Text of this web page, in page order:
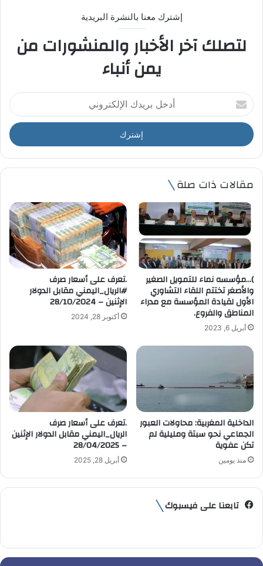
إشترك معنا بالنشرة البريدية
لتصلك آخر الأخبار والمنشورات من
يمن أنباء
أ
د
خ
ل
ر
د
ك
ر
و
ن
مقالات ذات صلة
)…مؤسسه نماء للتمويل الصغير
والأصغر تختتم اللقاء التشاوري
الأول لقيادة المؤسسة مع مدراء
المناطق والفروع.
أبريل 6, 2023
.تعرف على أسعار صرف
#الريال_اليمني مقابل الدولار
الإثنين – 28/10/2024
أكتوبر 28, 2024
‏الداخلية المغربية: محاولات العبور
الجماعي نحو سبتة ومليلية لم
تكن عفوية
منذ يومين
.تعرف على أسعار صرف
الريال_اليمني مقابل الدولار الإثنين
– 28/04/2025
أبريل 28, 2025
تابعنا على فيسبوك